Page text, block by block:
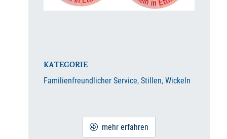
KATEGORIE
Familienfreundlicher Service, Stillen, Wickeln
mehr erfahren